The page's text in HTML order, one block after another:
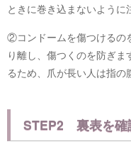
ときに巻き込まないように
②コンドームを傷つけるの
り離し、傷つくのを防ぎ
るため、爪が長い人は指の
STEP2 裏表を確